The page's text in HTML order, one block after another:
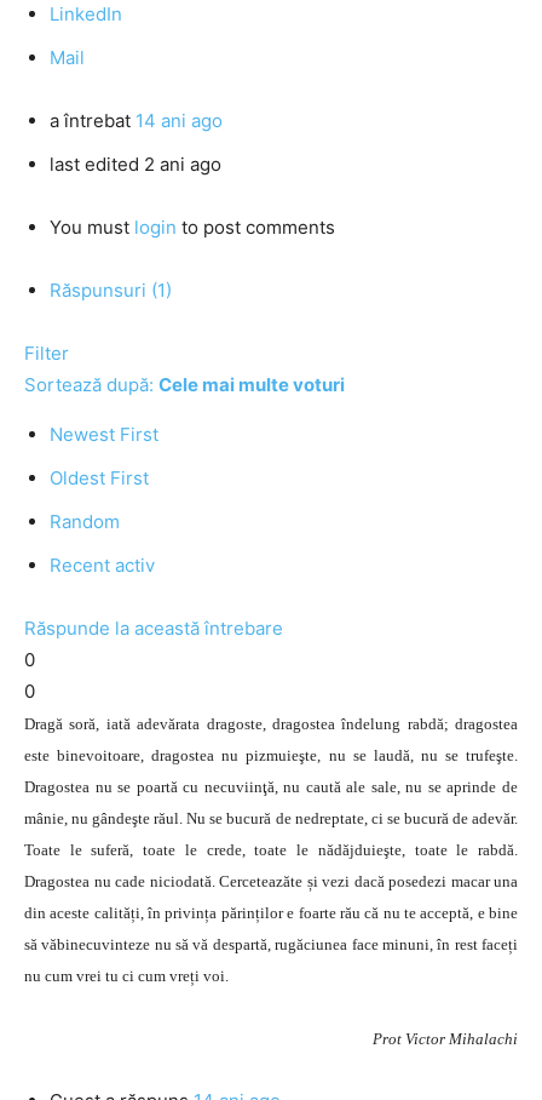
LinkedIn
Mail
a întrebat 14 ani ago
last edited 2 ani ago
You must login to post comments
Răspunsuri (1)
Filter
Sortează după: Cele mai multe voturi
Newest First
Oldest First
Random
Recent activ
Răspunde la această întrebare
0
0
Dragă soră, iată adevărata dragoste, dragostea îndelung rabdă; dragostea
este binevoitoare, dragostea nu pizmuieşte, nu se laudă, nu se trufeşte.
Dragostea nu se poartă cu necuviinţă, nu caută ale sale, nu se aprinde de
mânie, nu gândeşte răul. Nu se bucură de nedreptate, ci se bucură de adevăr.
Toate le suferă, toate le crede, toate le nădăjduieşte, toate le rabdă.
Dragostea nu cade niciodată. Cerceteazăte și vezi dacă posedezi macar una
din aceste calități, în privința părinților e foarte rău că nu te acceptă, e bine
să văbinecuvinteze nu să vă despartă, rugăciunea face minuni, în rest faceți
nu cum vrei tu ci cum vreți voi.
Prot Victor Mihalachi